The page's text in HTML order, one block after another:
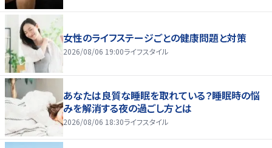
女性のライフステージごとの健康問題と対策
2026/08/06 19:00ライフスタイル
あなたは良質な睡眠を取れている？睡眠時の悩
みを解消する夜の過ごし方とは
2026/08/06 18:30ライフスタイル